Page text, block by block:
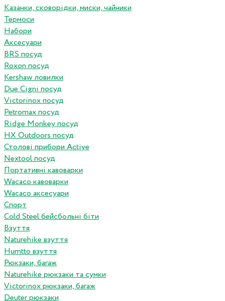
Казанки, сковорідки, миски, чайники
Термоси
Набори
Аксесуари
BRS посуд
Roxon посуд
Kershaw ловилки
Due Cigni посуд
Victorinox посуд
Petromax посуд
Ridge Monkey посуд
HX Outdoors посуд
Столові прибори Active
Nextool посуд
Портативні кавоварки
Wacaco кавоварки
Wacaco аксесуари
Спорт
Cold Steel бейсбольні біти
Взуття
Naturehike взуття
Humtto взуття
Рюкзаки, багаж
Naturehike рюкзаки та сумки
Victorinox рюкзаки, багаж
Deuter рюкзаки